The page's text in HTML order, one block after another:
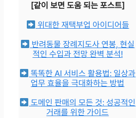
[같이 보면 도움 되는 포스트]
위대한 재택부업 아이디어들
반려동물 장례지도사 연봉, 현실
적인 수입과 전망 완벽 분석!
똑똑한 AI 서비스 활용법: 일상과
업무 효율을 극대화하는 방법
도메인 판매의 모든 것: 성공적인
거래를 위한 가이드